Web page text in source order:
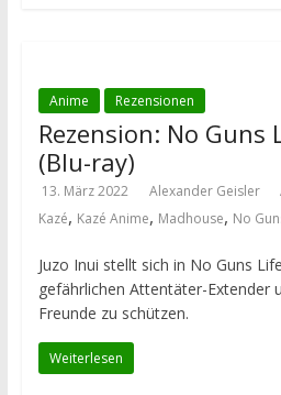
Anime Rezensionen
Rezension: No Guns
(Blu-ray)
13. März 2022 Alexander Geisler
Kazé, Kazé Anime, Madhouse, No
Juzo Inui stellt sich in No Guns
gefährlichen Attentäter-Extender
Freunde zu schützen.
Weiterlesen